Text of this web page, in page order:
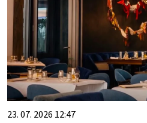
23. 07. 2026 12:47